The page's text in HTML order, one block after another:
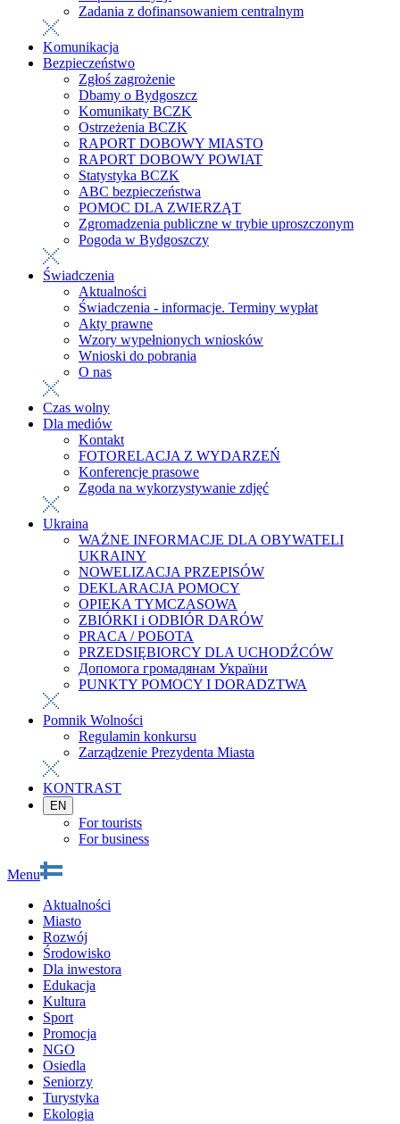
Zadania z dofinansowaniem centralnym
Komunikacja
Bezpieczeństwo
Zgłoś zagrożenie
Dbamy o Bydgoszcz
Komunikaty BCZK
Ostrzeżenia BCZK
RAPORT DOBOWY MIASTO
RAPORT DOBOWY POWIAT
Statystyka BCZK
ABC bezpieczeństwa
POMOC DLA ZWIERZĄT
Zgromadzenia publiczne w trybie uproszczonym
Pogoda w Bydgoszczy
Świadczenia
Aktualności
Świadczenia - informacje. Terminy wypłat
Akty prawne
Wzory wypełnionych wniosków
Wnioski do pobrania
O nas
Czas wolny
Dla mediów
Kontakt
FOTORELACJA Z WYDARZEŃ
Konferencje prasowe
Zgoda na wykorzystywanie zdjęć
Ukraina
WAŻNE INFORMACJE DLA OBYWATELI
UKRAINY
NOWELIZACJA PRZEPISÓW
DEKLARACJA POMOCY
OPIEKA TYMCZASOWA
ZBIÓRKI i ODBIÓR DARÓW
PRACA / РОБОТА
PRZEDSIĘBIORCY DLA UCHODŹCÓW
Допомога громадянам України
PUNKTY POMOCY I DORADZTWA
Pomnik Wolności
Regulamin konkursu
Zarządzenie Prezydenta Miasta
KONTRAST
EN
For tourists
For business
Menu
Aktualności
Miasto
Rozwój
Środowisko
Dla inwestora
Edukacja
Kultura
Sport
Promocja
NGO
Osiedla
Seniorzy
Turystyka
Ekologia